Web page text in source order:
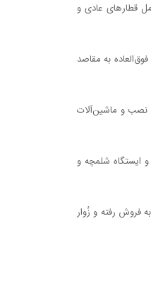
سال گذشته 19 درصد افزایش یافته و شامل قطارهای عادی و
فوق‌العاده به مقاصد
- شلمچه به 120 کیلومتر، تیرک‌های راه‌بند نصب و ماشین‌آلات
ایستگاه شلمچه و
در نظر گرفته شده به فروش رفته و زُوار